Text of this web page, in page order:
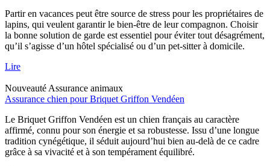
Partir en vacances peut être source de stress pour les propriétaires de
lapins, qui veulent garantir le bien-être de leur compagnon. Choisir
la bonne solution de garde est essentiel pour éviter tout désagrément,
qu’il s’agisse d’un hôtel spécialisé ou d’un pet-sitter à domicile.
Lire
Nouveauté Assurance animaux
Assurance chien pour Briquet Griffon Vendéen
Le Briquet Griffon Vendéen est un chien français au caractère
affirmé, connu pour son énergie et sa robustesse. Issu d’une longue
tradition cynégétique, il séduit aujourd’hui bien au-delà de ce cadre
grâce à sa vivacité et à son tempérament équilibré.